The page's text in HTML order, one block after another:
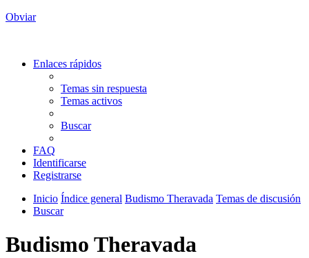
Obviar
Enlaces rápidos
Temas sin respuesta
Temas activos
Buscar
FAQ
Identificarse
Registrarse
Inicio Índice general Budismo Theravada Temas de discusión
Buscar
Budismo Theravada